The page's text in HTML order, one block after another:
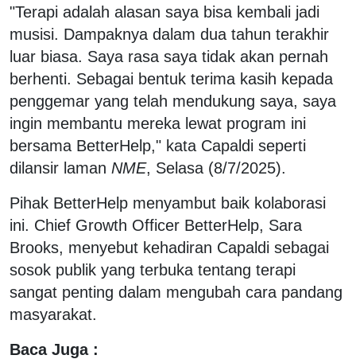
"Terapi adalah alasan saya bisa kembali jadi
musisi. Dampaknya dalam dua tahun terakhir
luar biasa. Saya rasa saya tidak akan pernah
berhenti. Sebagai bentuk terima kasih kepada
penggemar yang telah mendukung saya, saya
ingin membantu mereka lewat program ini
bersama BetterHelp," kata Capaldi seperti
dilansir laman NME, Selasa (8/7/2025).
Pihak BetterHelp menyambut baik kolaborasi
ini. Chief Growth Officer BetterHelp, Sara
Brooks, menyebut kehadiran Capaldi sebagai
sosok publik yang terbuka tentang terapi
sangat penting dalam mengubah cara pandang
masyarakat.
Baca Juga :